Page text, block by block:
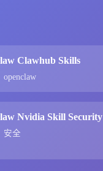
Clawhub Skills
Nvidia Skill Security
安全